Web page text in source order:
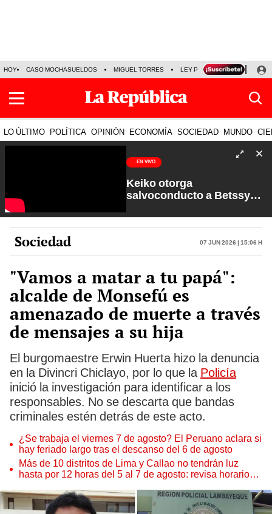
HOY CASO MOCHASUELDOS MIGUEL TORRES LEY PULPÍN PRECIO DEL
LO ÚLTIMO POLÍTICA OPINIÓN ECONOMÍA SOCIEDAD MUNDO
EN VIVO
Keiko otorga
salvoconducto a Betssy
Petroperú | Sin Guion con
Rosa María Palacios
Sociedad 07 Jun 2026 | 15:06 h
"Vamos a matar a tu papá":
alcalde de Monsefú es
amenazado de muerte a través
de mensajes a su hija
El burgomaestre Erwin Huerta hizo la denuncia
en la Divincri Chiclayo, por lo que la Policía
inició la investigación para identificar a los
responsables. No se descarta que bandas
criminales estén detrás de este acto.
¿Se trabaja el viernes 7 de agosto? El Peruano aclara si
hay feriado largo tras el descanso del 6 de agosto
Más de 10 distritos de Lima y Callao no tendrán luz
hasta por 12 horas del 5 al 7 de agosto: revisa horarios y